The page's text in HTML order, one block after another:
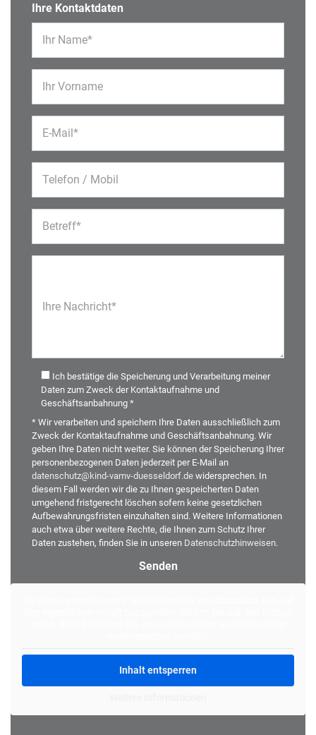
Ihre Kontaktdaten
Ihr Name*
Ihr Vorname
E-Mail*
Telefon / Mobil
Betreff*
Ihre Nachricht*
Ich bestätige die Speicherung und Verarbeitung meiner
Daten zum Zweck der Kontaktaufnahme und
Geschäftsanbahnung *
* Wir verarbeiten und speichern Ihre Daten ausschließlich zum
Zweck der Kontaktaufnahme und Geschäftsanbahnung. Wir
geben Ihre Daten nicht weiter. Sie können der Speicherung Ihrer
personenbezogenen Daten jederzeit per E-Mail an
datenschutz@kind-vamv-duesseldorf.de widersprechen. In
diesem Fall werden wir die zu Ihnen gespeicherten Daten
umgehend fristgerecht löschen sofern keine gesetzlichen
Aufbewahrungsfristen einzuhalten sind. Weitere Informationen
auch etwa über weitere Rechte, die Ihnen zum Schutz Ihrer
Daten zustehen, finden Sie in unseren Datenschutzhinweisen.
Inhalt entsperren